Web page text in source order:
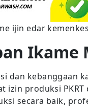
ijin edar kemenkes
Ikame
dan kebanggaan
izin produksi PKRT
secara baik,